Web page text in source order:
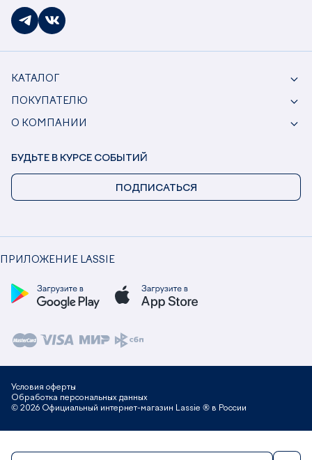
КАТАЛОГ
ПОКУПАТЕЛЮ
О КОМПАНИИ
ПРИЛОЖЕНИЕ LASSIE
БУДЬТЕ В КУРСЕ СОБЫТИЙ
ПОДПИСАТЬСЯ
© 2026 Официальный интернет-магазин Lassie ® в России
Условия оферты
Обработка персональных данных